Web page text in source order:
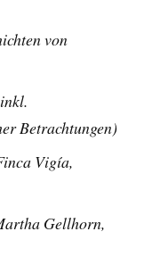
von
Betrachtungen)
Vigía,
Gellhorn,